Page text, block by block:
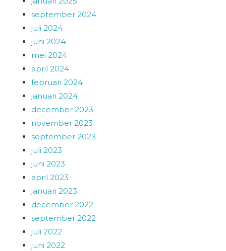
september 2024
juli 2024
juni 2024
mei 2024
april 2024
februari 2024
januari 2024
december 2023
november 2023
september 2023
juli 2023
juni 2023
april 2023
januari 2023
december 2022
september 2022
juli 2022
juni 2022